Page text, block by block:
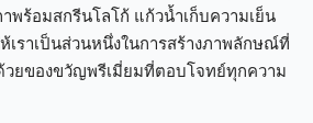
พร้อมสกรีนโลโก้ แก้วน้ำเก็บความเย็น
เราเป็นส่วนหนึ่งในการสร้างภาพลักษณ์ที่
ยของขวัญพรีเมี่ยมที่ตอบโจทย์ทุกความ